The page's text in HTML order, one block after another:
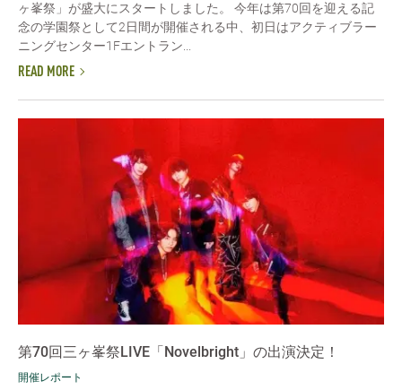
ヶ峯祭」が盛大にスタートしました。 今年は第70回を迎える記
念の学園祭として2日間が開催される中、初日はアクティブラー
ニングセンター1Fエントラン...
READ MORE
第70回三ヶ峯祭LIVE「Novelbright」の出演決定！
開催レポート